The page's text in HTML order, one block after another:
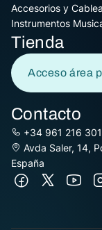
Accesorios y
Instrumentos
Tienda
Acceso área
Contacto
+34 961 216 301
Avda Saler, 14,
España